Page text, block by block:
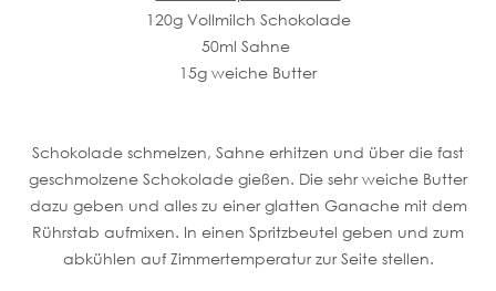
120g Vollmilch Schokolade
50ml Sahne
15g weiche Butter
Schokolade schmelzen, Sahne erhitzen und über die fast
geschmolzene Schokolade gießen. Die sehr weiche Butter
dazu geben und alles zu einer glatten Ganache mit dem
Rührstab aufmixen. In einen Spritzbeutel geben und zum
abkühlen auf Zimmertemperatur zur Seite stellen.